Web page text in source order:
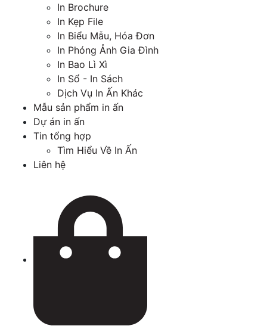
In Brochure
In Kẹp File
In Biểu Mẫu, Hóa Đơn
In Phóng Ảnh Gia Đình
In Bao Lì Xì
In Sổ - In Sách
Dịch Vụ In Ấn Khác
Mẫu sản phẩm in ấn
Dự án in ấn
Tin tổng hợp
Tìm Hiểu Về In Ấn
Liên hệ